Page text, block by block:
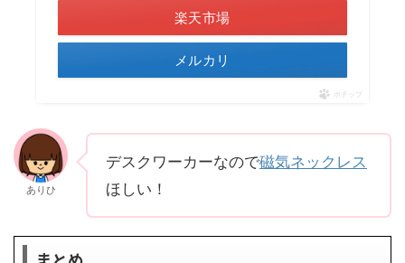
楽天市場
メルカリ
ポチップ
ありひ
デスクワーカーなので磁気ネックレス
ほしい！